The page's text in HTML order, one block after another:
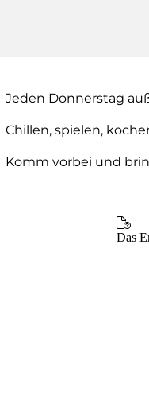
Jeden Donnerstag
Chillen, spielen,
Komm vorbei und